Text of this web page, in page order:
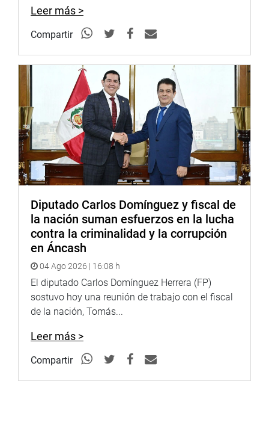
Leer más >
Compartir
Diputado Carlos Domínguez y fiscal de
la nación suman esfuerzos en la lucha
contra la criminalidad y la corrupción
en Áncash
04 Ago 2026 | 16:08 h
El diputado Carlos Domínguez Herrera (FP)
sostuvo hoy una reunión de trabajo con el fiscal
de la nación, Tomás...
Leer más >
Compartir